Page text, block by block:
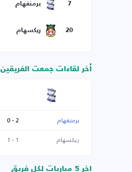
7 برمنغهام
20 ريكسهام
أخر لقاءات جمعت الفريقين
برمنغهام 2 - 0
ريكسهام
1 - 1
اخر 5 مباريات لكل فريق